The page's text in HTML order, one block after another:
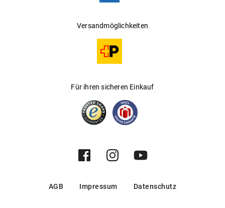
Versandmöglichkeiten
Für ihren sicheren Einkauf
AGB Impressum Datenschutz